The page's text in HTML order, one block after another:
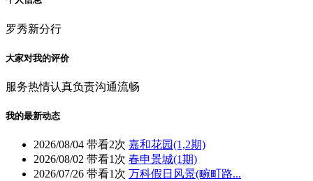
罗秀新分行
大家对我的评价
服务热情认真负责沟通流畅
我的最新动态
2026/08/04 带看2次 嘉和花园(1,2期)
2026/08/02 带看1次 春申景城(1期)
2026/07/26 带看1次 万科假日风景(畹町路...